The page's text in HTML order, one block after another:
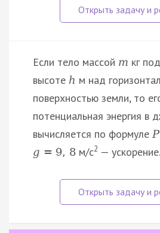
Если тело массой m кг
высоте h м над
поверхностью земли, то
потенциальная энергия в
вычисляется по формулеP
g = 9, 8м/с2 —